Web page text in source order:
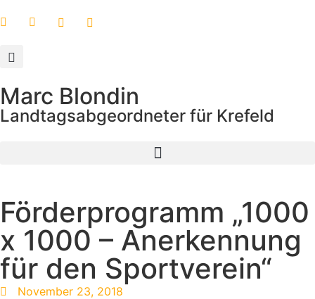
Marc Blondin
Landtagsabgeordneter für Krefeld
Förderprogramm „1000
x 1000 – Anerkennung
für den Sportverein“
November 23, 2018